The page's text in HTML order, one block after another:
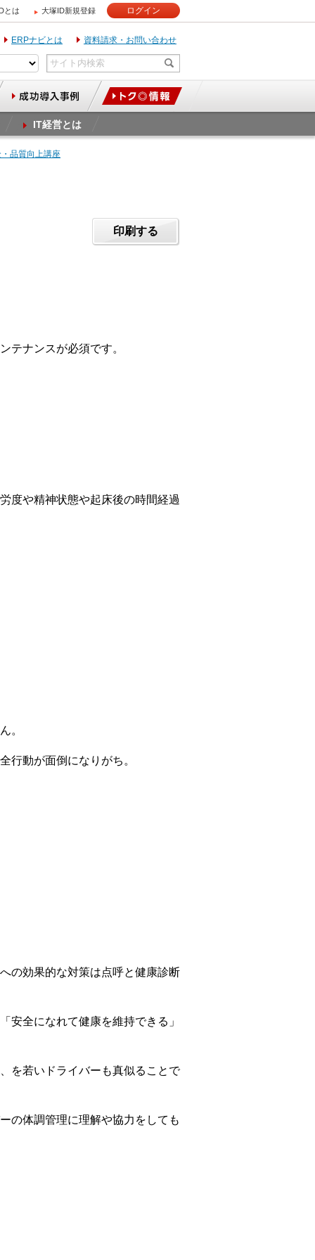
とは 大塚ID新規登録 ログイン
ERPナビとは 資料請求・お問い合わせ
IT経営とは
品質向上講座
印刷する
テナンスが必須です。
度や精神状態や起床後の時間経過
。
行動が面倒になりがち。
の効果的な対策は点呼と健康診断
全になれて健康を維持できる」
を若いドライバーも真似ることで
の体調管理に理解や協力をしても